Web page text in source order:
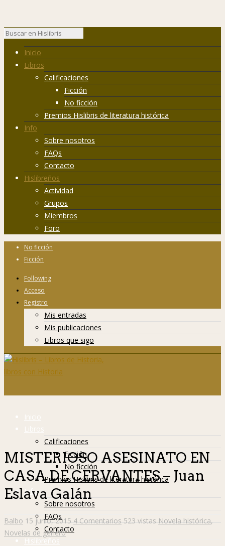
Inicio
Libros
Calificaciones
Ficción
No ficción
Premios Hislibris de literatura histórica
Info
Sobre nosotros
FAQs
Contacto
Hislibreños
Actividad
Grupos
Miembros
Foro
No ficción
Ficción
Following
Acceso
Registro
Mis entradas
Mis publicaciones
Libros que sigo
Inicio
Libros
Calificaciones
Ficción
No ficción
Premios Hislibris de literatura histórica
Info
Sobre nosotros
FAQs
Contacto
Hislibreños
MISTERIOSO ASESINATO EN
CASA DE CERVANTES – Juan
Eslava Galán
Balbo 15 junio, 2015 4 Comentarios 523 vistas Novela histórica,
Novelas de género